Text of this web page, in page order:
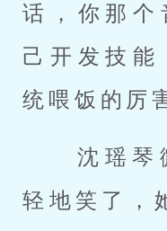
话，你那个
己开发技能
统喂饭的厉
轻地笑了，